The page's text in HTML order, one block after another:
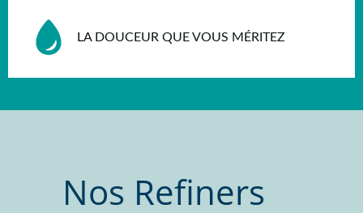
LA DOUCEUR QUE VOUS MÉRITEZ
Nos Refiners